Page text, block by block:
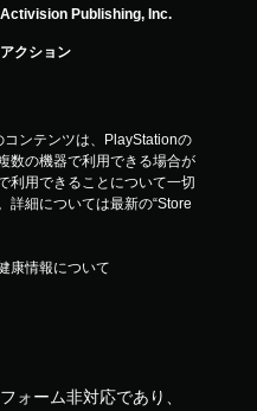
Activision Publishing, Inc.
アクション
ンテンツは、PlayStationの
数の機器で利用できる場合が
利用できることについて一切
詳細については最新の“Store
康情報について
ォーム非対応であり、